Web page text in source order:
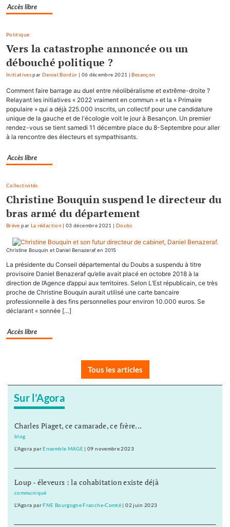
Accès libre
Politique
Vers la catastrophe annoncée ou un
débouché politique ?
Initiativespar Daniel Bordür | 06 décembre 2021 |Besançon
Comment faire barrage au duel entre néolibéralisme et extrême-droite ?
Relayant les initiatives « 2022 vraiment en commun » et la « Primaire
populaire » qui a déjà 225.000 inscrits, un collectif pour une candidature
unique de la gauche et de l'écologie voit le jour à Besançon. Un premier
rendez-vous se tient samedi 11 décembre place du 8-Septembre pour aller
à la rencontre des électeurs et sympathisants.
Accès libre
Collectivités
Christine Bouquin suspend le directeur du
bras armé du département
Brève par La rédaction |03 décembre 2021 | Doubs
Christine Bouquin et Daniel Benazeraf en 2015
La présidente du Conseil départemental du Doubs a suspendu à titre
provisoire Daniel Benazeraf qu’elle avait placé en octobre 2018 à la
direction de l’Agence d’appui aux territoires. Selon L’Est républicain, ce très
proche de Christine Bouquin aurait utilisé une carte bancaire
professionnelle à des fins personnelles pour environ 10.000 euros. Se
déclarant « sonnée […]
Accès libre
Tous les articles
Sur l’Agora
Charles Piaget, ce camarade, ce frère...
blog
L'Agora parEnsemble MAGE |09 novembre 2023
Loup - éleveurs : la cohabitation existe déjà
communiqué
L'Agora parFNE Bourgogne Franche-Comté |02 juin 2023